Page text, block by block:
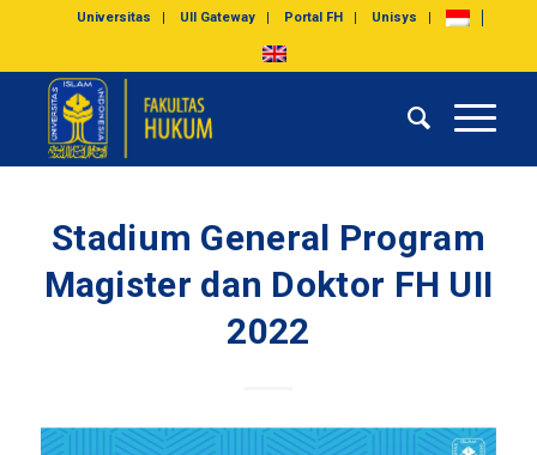
Universitas UII Gateway Portal FH Unisys
Stadium General Program
Magister dan Doktor FH UII
2022